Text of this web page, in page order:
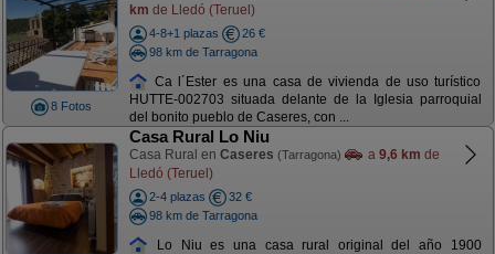
8 Fotos
km de Lledó (Teruel)
4-8+1 plazas
26 €
98 km de Tarragona
Ca l´Ester es una casa de vivienda de uso turístico
HUTTE-002703 situada delante de la Iglesia parroquial
del bonito pueblo de Caseres, con ...
Casa Rural Lo Niu
Casa Rural en Caseres (Tarragona) a 9,6 km de
Lledó (Teruel)
2-4 plazas
32 €
98 km de Tarragona
Lo Niu es una casa rural original del año 1900